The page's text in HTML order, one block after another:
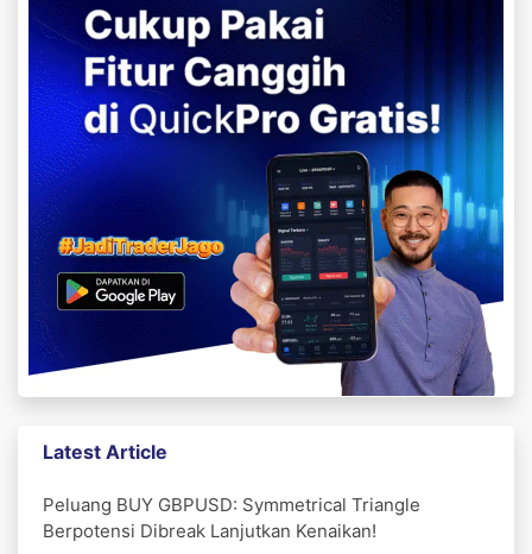
Latest Article
Peluang BUY GBPUSD: Symmetrical Triangle
Berpotensi Dibreak Lanjutkan Kenaikan!